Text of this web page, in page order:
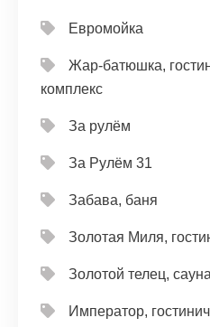
Евромойка
Жар-батюшка,
комплекс
За рулём
За Рулём 31
Забава, баня
Золотая Миля,
Золотой телец, сауна
Император,